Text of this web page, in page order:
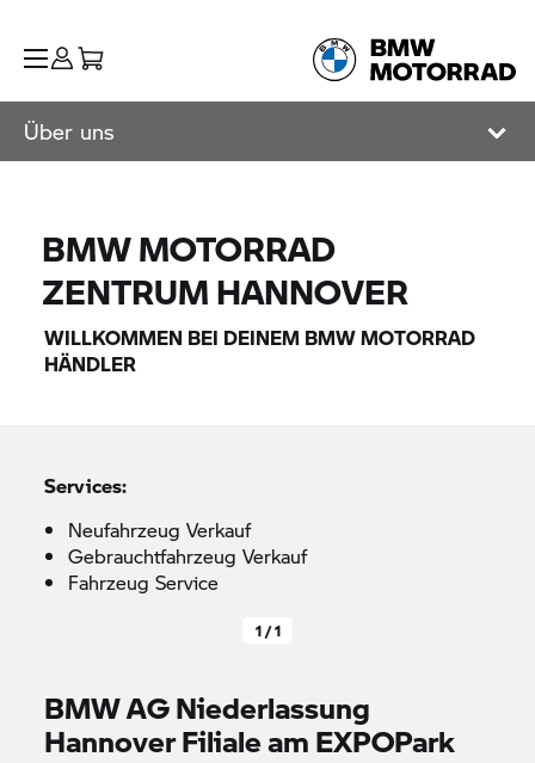
Über uns
BMW MOTORRAD
ZENTRUM HANNOVER
WILLKOMMEN BEI DEINEM BMW MOTORRAD
HÄNDLER
Services:
Neufahrzeug Verkauf
Gebrauchtfahrzeug Verkauf
Fahrzeug Service
1 / 1
BMW AG Niederlassung
Hannover Filiale am EXPOPark